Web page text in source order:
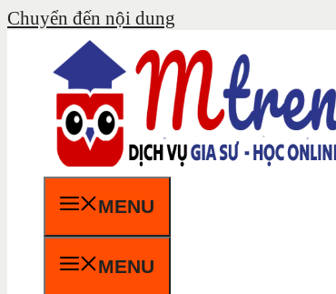
Chuyển đến nội dung
MENU
MENU